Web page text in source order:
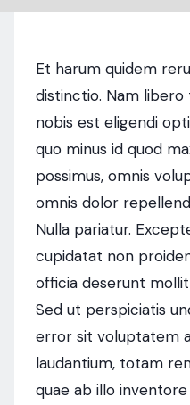
Et harum quidem
distinctio. Nam
nobis est eligendi
quo minus id quod
possimus, omnis
omnis dolor
Nulla pariatur.
cupidatat non
officia deserunt
Sed ut perspiciatis
error sit voluptatem
laudantium, totam
quae ab illo